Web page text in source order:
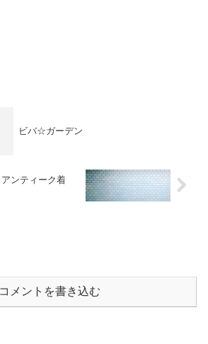
ビバ☆ガーデン
ンティーク着
コメントを書き込む